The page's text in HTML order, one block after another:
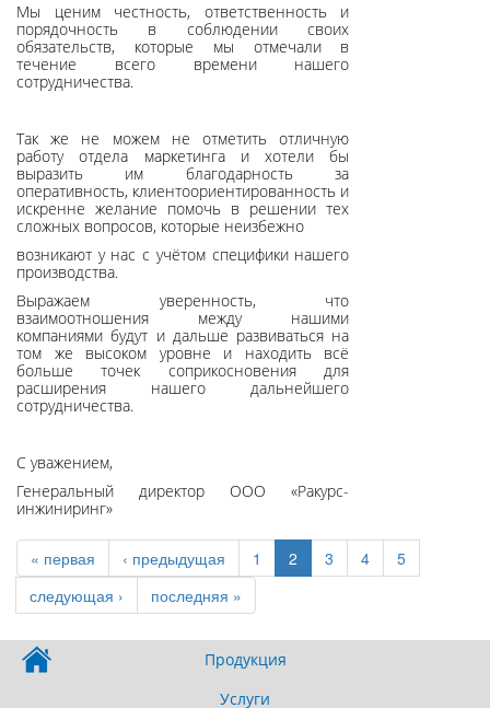
Мы ценим честность, ответственность и
порядочность в соблюдении своих
обязательств, которые мы отмечали в
течение всего времени нашего
сотрудничества.
Так же не можем не отметить отличную
работу отдела маркетинга и хотели бы
выразить им благодарность за
оперативность, клиентоориентированность и
искренне желание помочь в решении тех
сложных вопросов, которые неизбежно
возникают у нас с учётом специфики нашего
производства.
Выражаем уверенность, что
взаимоотношения между нашими
компаниями будут и дальше развиваться на
том же высоком уровне и находить всё
больше точек соприкосновения для
расширения нашего дальнейшего
сотрудничества.
С уважением,
Генеральный директор ООО «Ракурс-
инжиниринг»
« первая ‹ предыдущая 1 2 3 4
5
следующая ›
последняя »
Продукция
Услуги